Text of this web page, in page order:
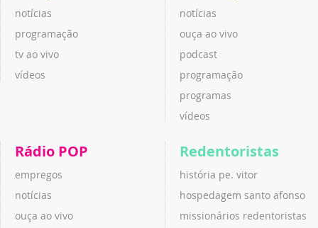
notícias
programação
tv ao vivo
vídeos
notícias
ouça ao vivo
podcast
programação
programas
vídeos
Rádio POP
empregos
notícias
ouça ao vivo
Redentoristas
história pe. vitor
hospedagem santo afonso
missionários redentoristas